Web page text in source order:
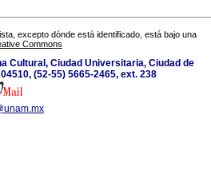
excepto dónde está identificado, está bajo una
Commons
Cultural, Ciudad Universitaria, Ciudad de
(52-55) 5665-2465, ext. 238